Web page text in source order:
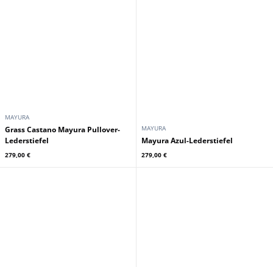
MAYURA
Grass Castano Mayura Pullover-
Lederstiefel
279,00 €
MAYURA
Mayura Azul-Lederstiefel
279,00 €